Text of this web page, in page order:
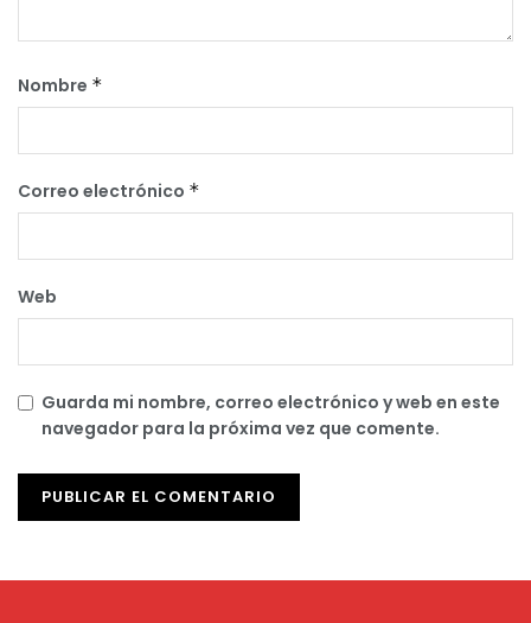
Nombre *
Correo electrónico *
Web
Guarda mi nombre, correo electrónico y web en este
navegador para la próxima vez que comente.